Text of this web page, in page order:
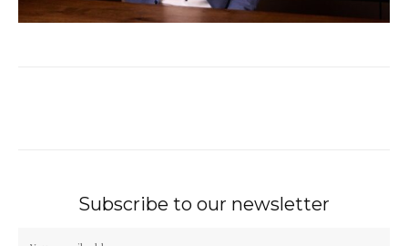
Subscribe to our newsletter